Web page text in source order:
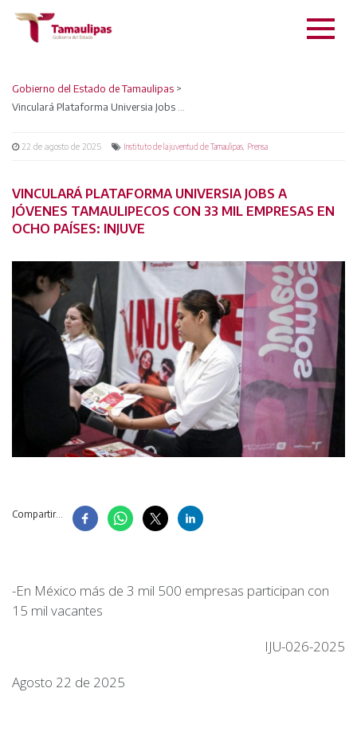
Gobierno del Estado de Tamaulipas >
22 de agosto de 2025 Instituto de la juventud de Tamaulipas Prensa
VINCULARÁ PLATAFORMA UNIVERSIA JOBS A
JÓVENES TAMAULIPECOS CON 33 MIL EMPRESAS EN
OCHO PAÍSES: INJUVE
Compartir...
-En México más de 3 mil 500 empresas participan con
15 mil vacantes
IJU-026-2025
Agosto 22 de 2025